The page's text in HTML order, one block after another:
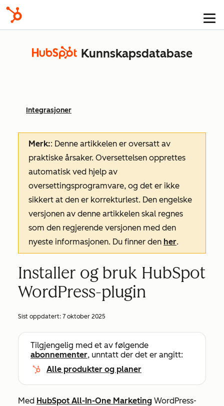
Kunnskapsdatabase
Integrasjoner
Merk:: Denne artikkelen er oversatt av
praktiske årsaker. Oversettelsen opprettes
automatisk ved hjelp av
oversettingsprogramvare, og det er ikke
sikkert at den er korrekturlest. Den engelske
versjonen av denne artikkelen skal regnes
som den regjerende versjonen med den
nyeste informasjonen. Du finner den her.
Installer og bruk HubSpot
WordPress-plugin
Sist oppdatert: 7 oktober 2025
Tilgjengelig med et av følgende
abonnementer, unntatt der det er angitt:
Alle produkter og planer
Med HubSpot All-In-One Marketing WordPress-